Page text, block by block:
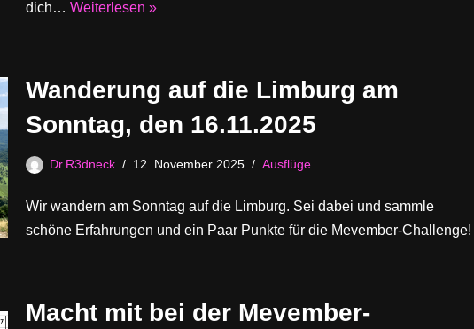
dich… Weiterlesen »
Wanderung auf die Limburg am
Sonntag, den 16.11.2025
Dr.R3dneck 12. November 2025 Ausflüge
Wir wandern am Sonntag auf die Limburg. Sei dabei und sammle
schöne Erfahrungen und ein Paar Punkte für die Mevember-Challenge!
Macht mit bei der Mevember-